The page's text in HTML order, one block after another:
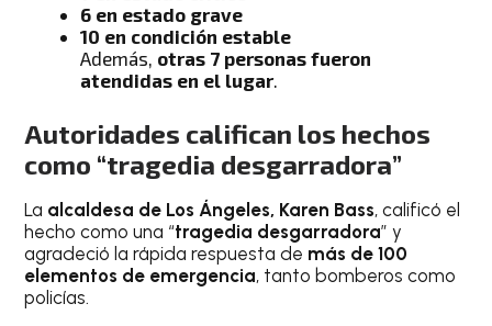
6 en estado grave
10 en condición estable
Además, otras 7 personas fueron
atendidas en el lugar.
Autoridades califican los hechos
como “tragedia desgarradora”
La alcaldesa de Los Ángeles, Karen Bass, calificó el
hecho como una “tragedia desgarradora” y
agradeció la rápida respuesta de más de 100
elementos de emergencia, tanto bomberos como
policías.